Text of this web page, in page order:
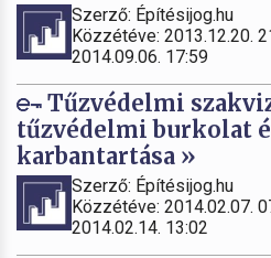
Szerző: Építésijog.hu
Közzétéve: 2013.12.20.
2014.09.06. 17:59
Tűzvédelmi
tűzvédelmi burkolat
karbantartása »
Szerző: Építésijog.hu
Közzétéve: 2014.02.07.
2014.02.14. 13:02